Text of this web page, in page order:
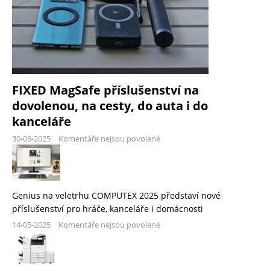
FIXED MagSafe příslušenství na
dovolenou, na cesty, do auta i do
kanceláře
30-08-2025 Komentáře nejsou povolené
Genius na veletrhu COMPUTEX 2025 představí nové
příslušenství pro hráče, kanceláře i domácnosti
14-05-2025 Komentáře nejsou povolené